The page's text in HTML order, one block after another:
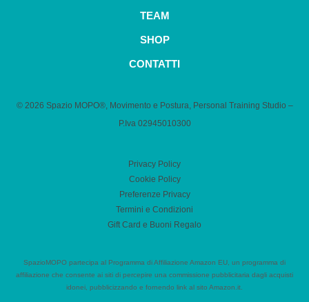
TEAM
SHOP
CONTATTI
© 2026 Spazio MOPO®, Movimento e Postura, Personal Training Studio –
P.Iva 0​2945010300
Privacy Policy
Cookie Policy
Preferenze Privacy
Termini e Condizioni
Gift Card e Buoni Regalo
SpazioMOPO partecipa al Programma di Affiliazione Amazon EU, un programma di
affiliazione che consente ai siti di percepire una commissione pubblicitaria dagli acquisti
idonei, pubblicizzando e fornendo link al sito Amazon.it.